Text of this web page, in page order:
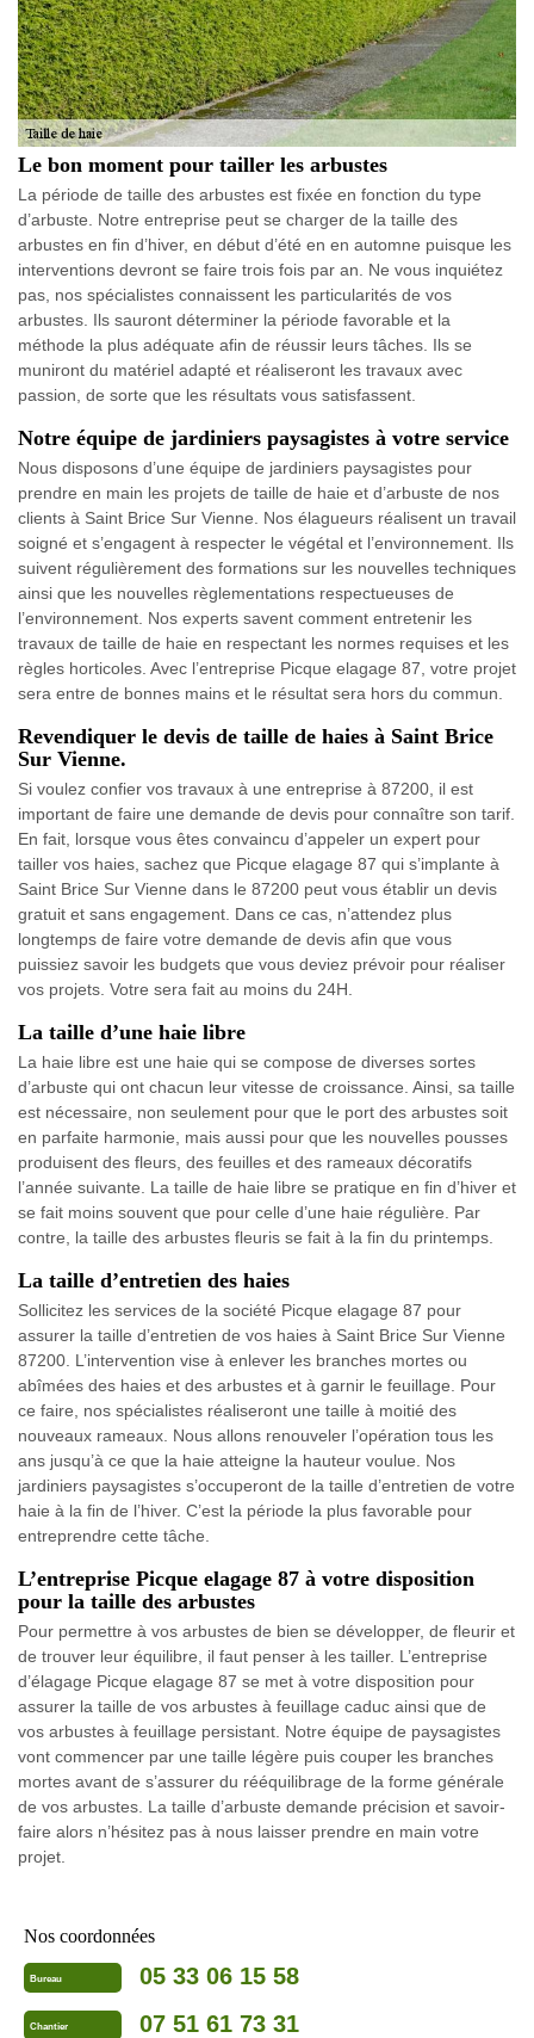
Le bon moment pour tailler les arbustes
La période de taille des arbustes est fixée en fonction du type
d’arbuste. Notre entreprise peut se charger de la taille des
arbustes en fin d’hiver, en début d’été en en automne puisque les
interventions devront se faire trois fois par an. Ne vous inquiétez
pas, nos spécialistes connaissent les particularités de vos
arbustes. Ils sauront déterminer la période favorable et la
méthode la plus adéquate afin de réussir leurs tâches. Ils se
muniront du matériel adapté et réaliseront les travaux avec
passion, de sorte que les résultats vous satisfassent.
Notre équipe de jardiniers paysagistes à votre service
Nous disposons d’une équipe de jardiniers paysagistes pour
prendre en main les projets de taille de haie et d’arbuste de nos
clients à Saint Brice Sur Vienne. Nos élagueurs réalisent un travail
soigné et s’engagent à respecter le végétal et l’environnement. Ils
suivent régulièrement des formations sur les nouvelles techniques
ainsi que les nouvelles règlementations respectueuses de
l’environnement. Nos experts savent comment entretenir les
travaux de taille de haie en respectant les normes requises et les
règles horticoles. Avec l’entreprise Picque elagage 87, votre projet
sera entre de bonnes mains et le résultat sera hors du commun.
Revendiquer le devis de taille de haies à Saint Brice
Sur Vienne.
Si voulez confier vos travaux à une entreprise à 87200, il est
important de faire une demande de devis pour connaître son tarif.
En fait, lorsque vous êtes convaincu d’appeler un expert pour
tailler vos haies, sachez que Picque elagage 87 qui s’implante à
Saint Brice Sur Vienne dans le 87200 peut vous établir un devis
gratuit et sans engagement. Dans ce cas, n’attendez plus
longtemps de faire votre demande de devis afin que vous
puissiez savoir les budgets que vous deviez prévoir pour réaliser
vos projets. Votre sera fait au moins du 24H.
La taille d’une haie libre
La haie libre est une haie qui se compose de diverses sortes
d’arbuste qui ont chacun leur vitesse de croissance. Ainsi, sa taille
est nécessaire, non seulement pour que le port des arbustes soit
en parfaite harmonie, mais aussi pour que les nouvelles pousses
produisent des fleurs, des feuilles et des rameaux décoratifs
l’année suivante. La taille de haie libre se pratique en fin d’hiver et
se fait moins souvent que pour celle d’une haie régulière. Par
contre, la taille des arbustes fleuris se fait à la fin du printemps.
La taille d’entretien des haies
Sollicitez les services de la société Picque elagage 87 pour
assurer la taille d’entretien de vos haies à Saint Brice Sur Vienne
87200. L’intervention vise à enlever les branches mortes ou
abîmées des haies et des arbustes et à garnir le feuillage. Pour
ce faire, nos spécialistes réaliseront une taille à moitié des
nouveaux rameaux. Nous allons renouveler l’opération tous les
ans jusqu’à ce que la haie atteigne la hauteur voulue. Nos
jardiniers paysagistes s’occuperont de la taille d’entretien de votre
haie à la fin de l’hiver. C’est la période la plus favorable pour
entreprendre cette tâche.
L’entreprise Picque elagage 87 à votre disposition
pour la taille des arbustes
Pour permettre à vos arbustes de bien se développer, de fleurir et
de trouver leur équilibre, il faut penser à les tailler. L’entreprise
d’élagage Picque elagage 87 se met à votre disposition pour
assurer la taille de vos arbustes à feuillage caduc ainsi que de
vos arbustes à feuillage persistant. Notre équipe de paysagistes
vont commencer par une taille légère puis couper les branches
mortes avant de s’assurer du rééquilibrage de la forme générale
de vos arbustes. La taille d’arbuste demande précision et savoir-
faire alors n’hésitez pas à nous laisser prendre en main votre
projet.
Nos coordonnées
Bureau 05 33 06 15 58
Chantier 07 51 61 73 31